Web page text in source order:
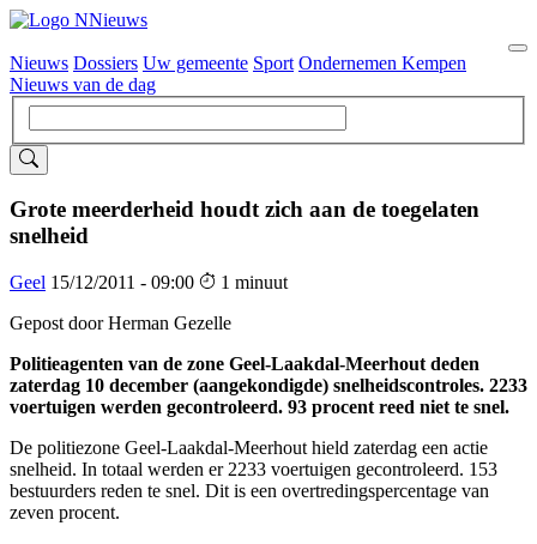
Hoofdnavigatie
Nieuws Dossiers Uw gemeente Sport Ondernemen Kempen
Nieuws van de dag
Grote meerderheid houdt zich aan de toegelaten
snelheid
Geel 15/12/2011 - 09:00
1 minuut
Gepost door Herman Gezelle
Politieagenten van de zone Geel-Laakdal-Meerhout deden
zaterdag 10 december (aangekondigde) snelheidscontroles. 2233
voertuigen werden gecontroleerd. 93 procent reed niet te snel.
De politiezone Geel-Laakdal-Meerhout hield zaterdag een actie
snelheid. In totaal werden er 2233 voertuigen gecontroleerd. 153
bestuurders reden te snel. Dit is een overtredingspercentage van
zeven procent.